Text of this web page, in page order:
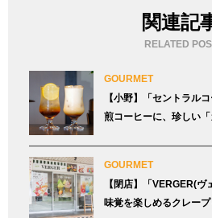
関連記
RELATED
GOURMET
【小野】「セントラル
煎コーヒーに、珍しい
GOURMET
【閉店】「VERGER(
味覚を楽しめるクレー